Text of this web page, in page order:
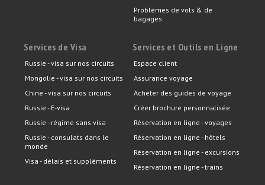
Problèmes de vols & de
bagages
Services de Visa
Russie - visa sur nos circuits
Mongolie - visa sur nos circuits
Chine - visa sur nos circuits
Russie - E-visa
Russie - régime sans visa
Russie - consulats dans le
monde
Visa - délais et suppléments
Services et Outils en Ligne
Espace client
Assurance voyage
Acheter des guides de voyage
Créer brochure personnalisée
Réservation en ligne - voyages
Réservation en ligne - hôtels
Réservation en ligne - excursions
Réservation en ligne - trains